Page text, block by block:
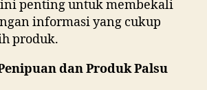
penting untuk membekali
informasi yang cukup
produk.
dan Produk Palsu